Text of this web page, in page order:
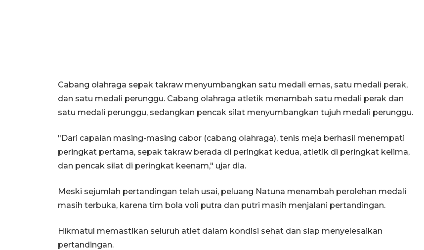
Cabang olahraga sepak takraw menyumbangkan satu medali emas, satu medali perak,
dan satu medali perunggu. Cabang olahraga atletik menambah satu medali perak dan
satu medali perunggu, sedangkan pencak silat menyumbangkan tujuh medali perunggu.
"Dari capaian masing-masing cabor (cabang olahraga), tenis meja berhasil menempati
peringkat pertama, sepak takraw berada di peringkat kedua, atletik di peringkat kelima,
dan pencak silat di peringkat keenam," ujar dia.
Meski sejumlah pertandingan telah usai, peluang Natuna menambah perolehan medali
masih terbuka, karena tim bola voli putra dan putri masih menjalani pertandingan.
Hikmatul memastikan seluruh atlet dalam kondisi sehat dan siap menyelesaikan
pertandingan.
gunakan mobil jenazah
08 February 2024 15:30 WIB, 2024